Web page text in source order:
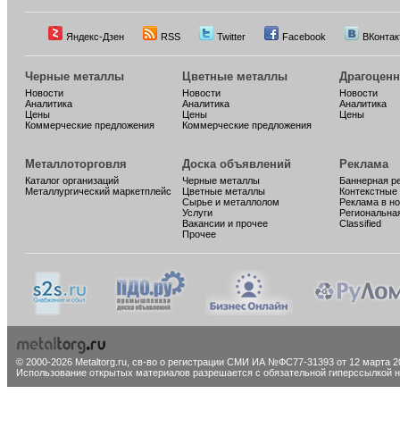
Яндекс-Дзен RSS Twitter Facebook
Черные металлы
Новости
Аналитика
Цены
Коммерческие предложения
Цветные металлы
Новости
Аналитика
Цены
Коммерческие предложения
Новости
Аналитика
Цены
Металлоторговля
Каталог организаций
Металлургический маркетплейс
Доска объявлений
Черные металлы
Цветные металлы
Сырье и металлолом
Услуги
Вакансии и прочее
Прочее
Реклама
Баннерная
Реклама в
Classified
© 2000-2026 Metaltorg.ru, св-во о регистрации СМИ ИА №ФС77-31393 от 12 марта
Использование открытых материалов разрешается с обязательной гиперссылкой